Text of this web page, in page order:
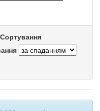
Сортування